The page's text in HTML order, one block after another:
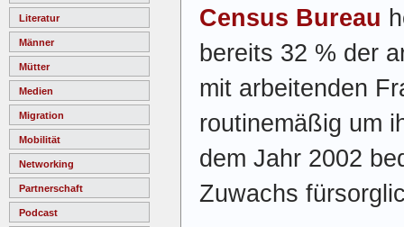
Literatur
Männer
Mütter
Medien
Migration
Mobilität
Networking
Partnerschaft
Podcast
Census Bureau
bereits 32 % der
mit arbeitenden
routinemäßig um
dem Jahr 2002
Zuwachs